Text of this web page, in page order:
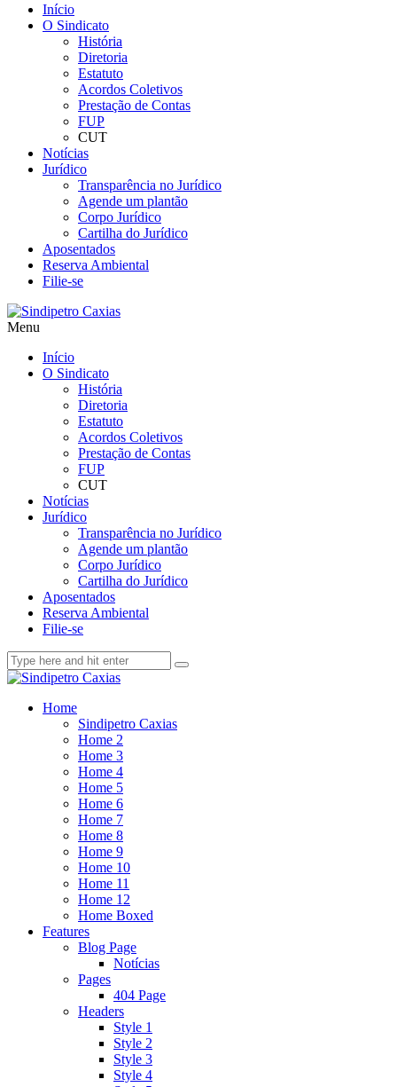
Início
O Sindicato
História
Diretoria
Estatuto
Acordos Coletivos
Prestação de Contas
FUP
CUT
Notícias
Jurídico
Transparência no Jurídico
Agende um plantão
Corpo Jurídico
Cartilha do Jurídico
Aposentados
Reserva Ambiental
Filie-se
Menu
Início
O Sindicato
História
Diretoria
Estatuto
Acordos Coletivos
Prestação de Contas
FUP
CUT
Notícias
Jurídico
Transparência no Jurídico
Agende um plantão
Corpo Jurídico
Cartilha do Jurídico
Aposentados
Reserva Ambiental
Filie-se
Home
Sindipetro Caxias
Home 2
Home 3
Home 4
Home 5
Home 6
Home 7
Home 8
Home 9
Home 10
Home 11
Home 12
Home Boxed
Features
Blog Page
Notícias
Pages
404 Page
Headers
Style 1
Style 2
Style 3
Style 4